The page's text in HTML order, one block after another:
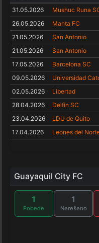
31.05.2026
Mushuc Runa
26.05.2026 Manta FC
21.05.2026 San Antonio
21.05.2026 San Antonio
17.05.2026 Barcelona SC
09.05.2026 Universidad
02.05.2026 Libertad
28.04.2026 Delfin SC
23.04.2026 LDU de Quito
17.04.2026 Leones del
Guayaquil City FC
1
Pobede
1
Nerešeno